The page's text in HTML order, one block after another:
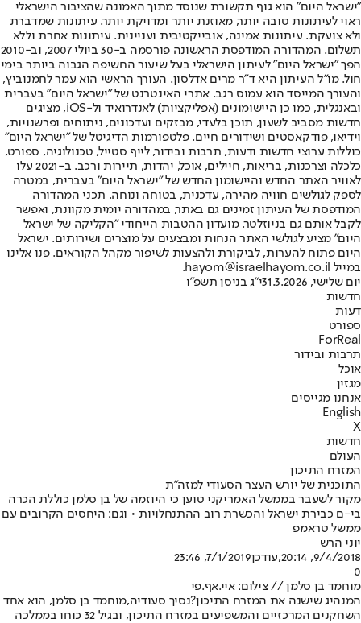
"ישראל היום" הוא גוף תקשורת שנוסד מתוך האמונה שהציבור הישראלי
ראוי לעיתונות טובה יותר, מאוזנת יותר ומדויקת יותר. עיתונות שמדברת
ולא צועקת. עיתונות אמינה, אובייקטיבית ועניינית. עיתונות אחרת וללא
תשלום. המהדורה המודפסת הראשונה פורסמה ב-30 ביולי 2007, וב-2010
הפך "ישראל היום" לעיתון הישראלי בעל שיעור החשיפה הגבוה ביותר בימי
חול. מו"ל העיתון היא ד"ר מרים אדלסון. העורך הראשי הוא עמר לחמנוביץ,
והעורך המייסד הוא עמוס רגב. אתרי האינטרנט של "ישראל היום" בעברית
ובאנגלית, כמו כן היישומונים (אפליקציות) לאנדרואיד ול-iOS, מציגים
חדשות מסביב לשעון, תוכן בלעדי, מבזקים ועדכונים, ניתוחים ופרשנויות,
וידיאו, פודקאסטים ושידורים חיים. פלטפורמות הדיגיטל של "ישראל היום"
כוללות ערוצי חדשות ודעות, תרבות ובידור, לייף סטייל, טכנולוגיה, ספורט,
כלכלה וצרכנות, בריאות, חיילים, אוכל, יהדות, תיירות ורכב. ב-2021 עלו
לאוויר האתר החדש והיישומון החדש של "ישראל היום" בעברית, במטרה
לספק לגולשים חוויה מהירה, עדכנית, בטוחה ונוחה. תכני המהדורה
המודפסת של העיתון זמינים גם באתר, במהדורה יומית מקוונת, ואפשר
לקבל אותם גם בניוזלטר. מועדון ההטבות הייחודי "הקליקה של ישראל
היום" מציע לגולשי האתר הנחות ומבצעים על מוצרים ושירותים. ישראל
היום פתוח להערות, לביקורת ולהצעות לשיפור מקהל הקוראים. פנו אלינו
במייל hayom@israelhayom.co.il.
יום שלישי, 31.3.2026
י"ג בניסן תשפ"ו
חדשות
דעות
ספורט
ForReal
תרבות ובידור
אוכל
מגזין
אנחנו מגייסים
English
X
חדשות
העולם
המזרח התיכון
התוכנית של יורש העצר הסעודי למזה"ת
מקור לשעבר בממשל האמריקני טוען כי היוזמה של בן סלמן כוללת הכרה
בי-ם כבירת ישראל והכשרת רוב ההתנחלויות • וגם: היחסים הקרובים עם
ממשל טראמפ
יוני הרש
9/4/2018, 20:14
,עודכן7/1/2019, 23:46
0
מוחמד בן סלמן // צילום: איי.אף.פי
המנהיג שישנה את המזרח התיכון?נסיך סעודיה,מוחמד בן סלמן, הוא אחד
השחקנים המרכזיים והמשפיעים במזרח התיכון, ובגיל 32 כוחו בממלכה